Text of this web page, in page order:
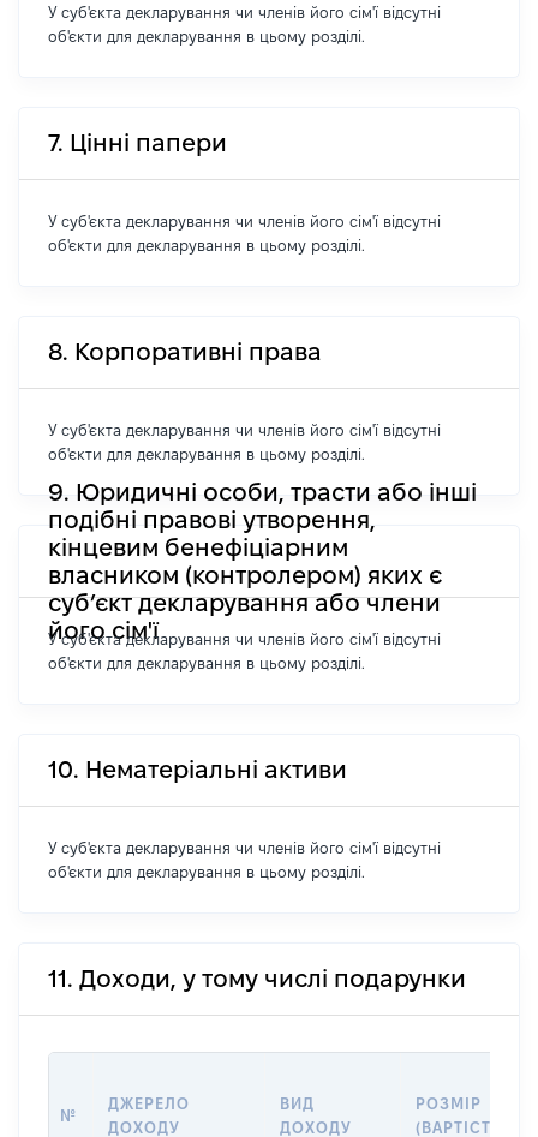
У суб'єкта декларування чи членів його сім'ї відсутні
об'єкти для декларування в цьому розділі.
7. Цінні папери
У суб'єкта декларування чи членів його сім'ї відсутні
об'єкти для декларування в цьому розділі.
8. Корпоративні права
У суб'єкта декларування чи членів його сім'ї відсутні
об'єкти для декларування в цьому розділі.
9. Юридичні особи, трасти або інші
подібні правові утворення,
кінцевим бенефіціарним
власником (контролером) яких є
суб’єкт декларування або члени
його сім'ї
У суб'єкта декларування чи членів його сім'ї відсутні
об'єкти для декларування в цьому розділі.
10. Нематеріальні активи
У суб'єкта декларування чи членів його сім'ї відсутні
об'єкти для декларування в цьому розділі.
11. Доходи, у тому числі подарунки
№
ДЖЕРЕЛО
ДОХОДУ
ВИД
ДОХОДУ
РОЗМІР
(ВАРТІСТЬ)